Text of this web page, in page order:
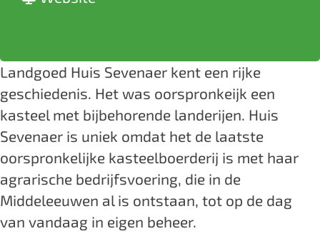
d
g
o
e
d
H
u
i
s
a
n
d
g
o
e
d
H
u
L
a
n
d
g
o
e
d
H
L
a
n
d
g
o
e
d
H
Landgoed Huis Sevenaer kent een rijke
geschiedenis. Het was oorspronkeijk een
kasteel met bijbehorende landerijen. Huis
Sevenaer is uniek omdat het de laatste
oorspronkelijke kasteelboerderij is met haar
agrarische bedrijfsvoering, die in de
Middeleeuwen al is ontstaan, tot op de dag
van vandaag in eigen beheer.